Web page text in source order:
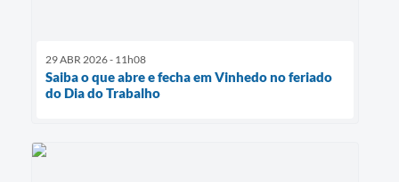
29 ABR 2026 - 11h08
Saiba o que abre e fecha em Vinhedo no feriado
do Dia do Trabalho